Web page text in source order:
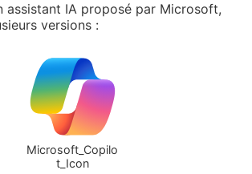
assistant IA proposé par Microsoft,
versions :
Microsoft_Copilo
t_Icon